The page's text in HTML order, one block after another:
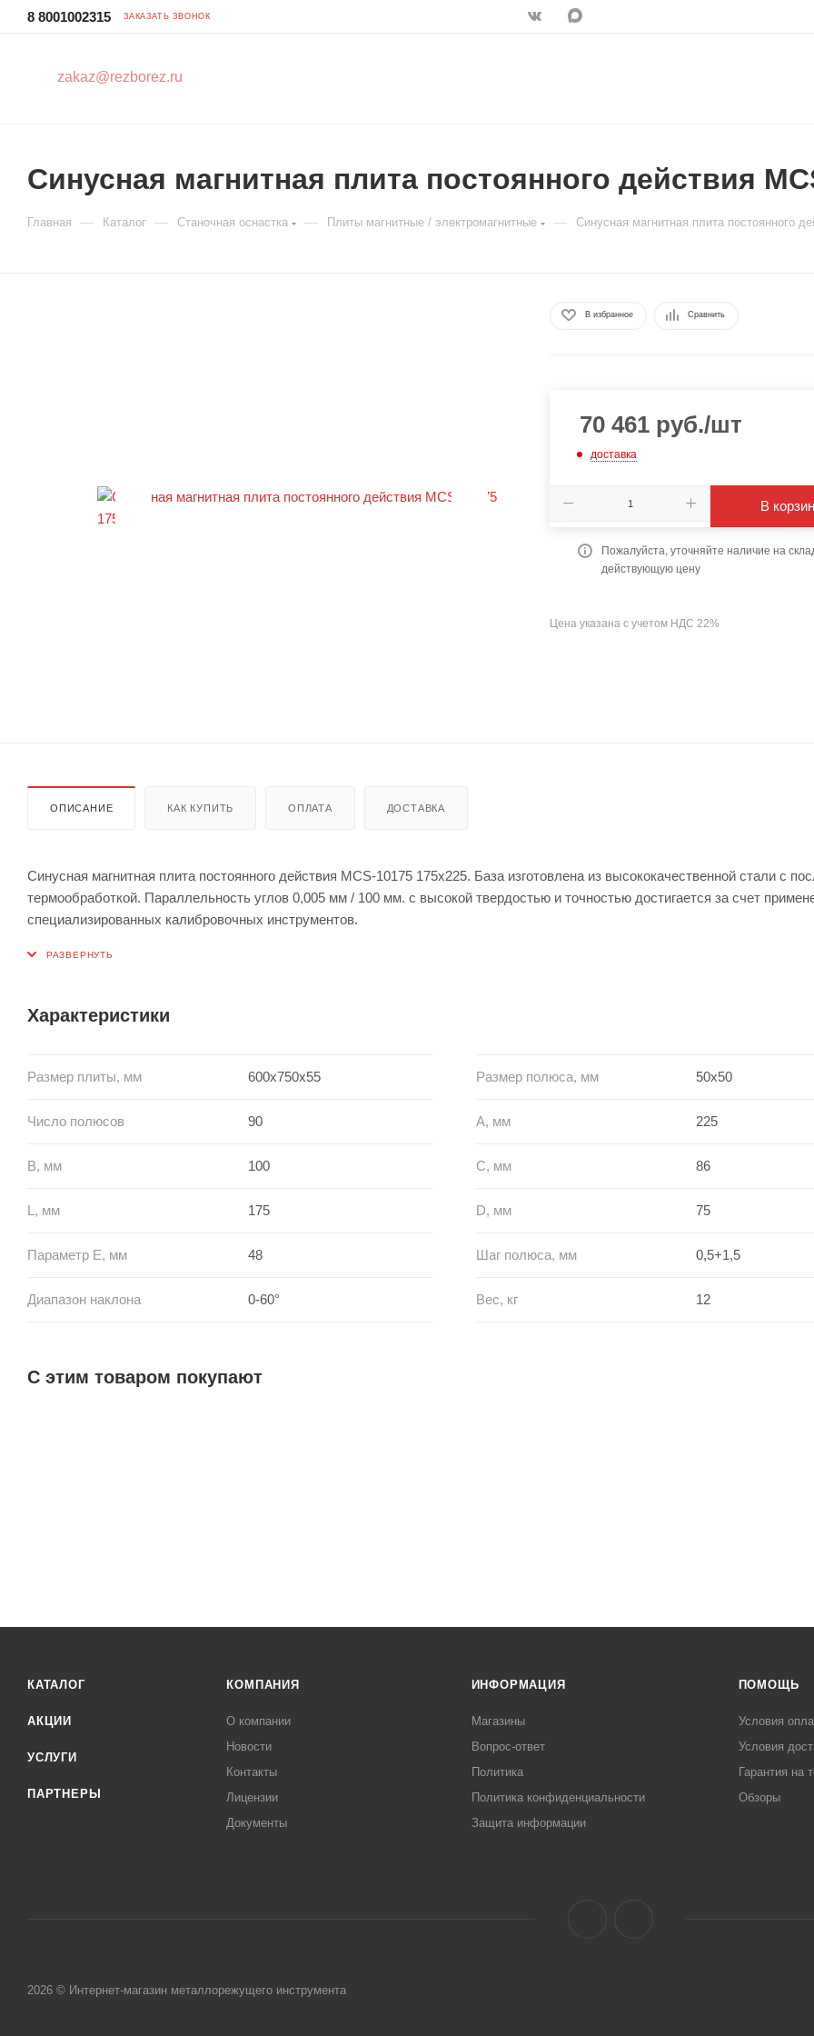
8 8001002315 ЗАКАЗАТЬ ЗВОНОК
zakaz@rezborez.ru
Синусная магнитная плита постоянного действия
Главная — Каталог — Станочная оснастка — Плиты магнитные / электромагнитные — Синусная магнитная плита постоянного
В избранное Сравнить
70 461 руб./шт
доставка
В
Пожалуйста, уточняйте наличие на
действующую цену
Цена указана с учетом НДС 22%
ОПИСАНИЕ КАК КУПИТЬ ОПЛАТА ДОСТАВКА
Синусная магнитная плита постоянного действия MCS-10175 175x225. База изготовлена из высококачественной стали с
термообработкой. Параллельность углов 0,005 мм / 100 мм. с высокой твердостью и точностью достигается за счет
специализированных калибровочных инструментов.
Характеристики
Размер плиты, мм 600x750x55 Размер полюса, мм 50x50
Число полюсов 90 A, мм 225
B, мм 100 C, мм 86
L, мм 175 D, мм 75
Параметр E, мм 48 Шаг полюса, мм 0,5+1,5
Диапазон наклона 0-60° Вес, кг 12
С этим товаром покупают
КАТАЛОГ
АКЦИИ
УСЛУГИ
ПАРТНЕРЫ
КОМПАНИЯ
О компании
Новости
Контакты
Лицензии
Документы
ИНФОРМАЦИЯ
Магазины
Вопрос-ответ
Политика
Политика конфиденциальности
Защита информации
ПОМОЩЬ
Условия
Условия
Гарантия на
Обзоры
2026 © Интернет-магазин металлорежущего инструмента